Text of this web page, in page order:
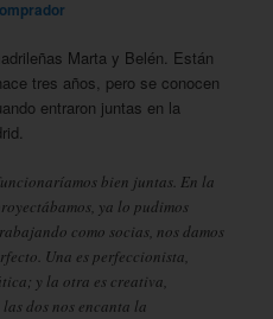
Marta y Belén. Están
tres años, pero se conocen
entraron juntas en la
bien juntas. En la
ya lo pudimos
como socias, nos damos
Una es perfeccionista,
y la otra es creativa,
dos nos encanta la